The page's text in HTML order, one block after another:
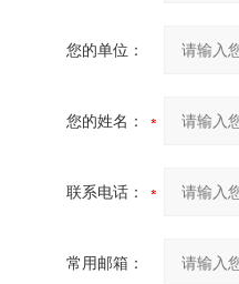
您的单位：
您的姓名：
联系电话：
常用邮箱：